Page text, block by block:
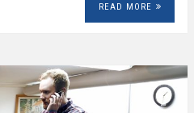
READ MORE